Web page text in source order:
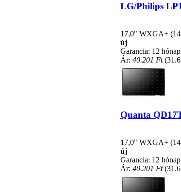
LG/Philips
17,0" WXGA+
új
Garancia: 12 hónap
Ár: 40.201 Ft
Quanta
17,0" WXGA+
új
Garancia: 12 hónap
Ár: 40.201 Ft